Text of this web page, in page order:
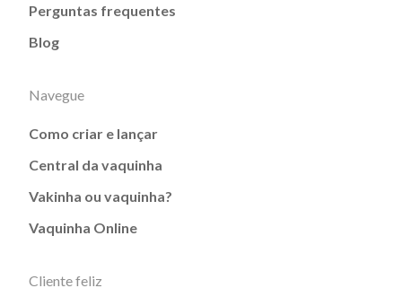
Perguntas frequentes
Blog
Navegue
Como criar e lançar
Central da vaquinha
Vakinha ou vaquinha?
Vaquinha Online
Cliente feliz